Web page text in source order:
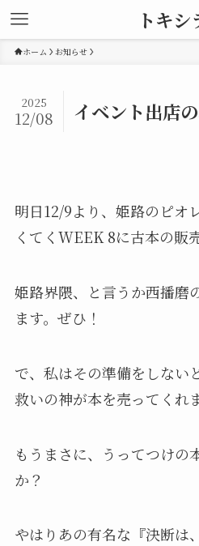
トキシ
ホーム お知らせ
イベント出店
2025
12/08
明日12/9より、姫路のピオ
くてくWEEK 8に古本の販
姫路界隈、と言うか西播磨
ます。ぜひ！
で、私はその準備をしない
救いの神が本を売ってくれ
もうまさに、うってつけの
か？
やはりあの有名な『決断は